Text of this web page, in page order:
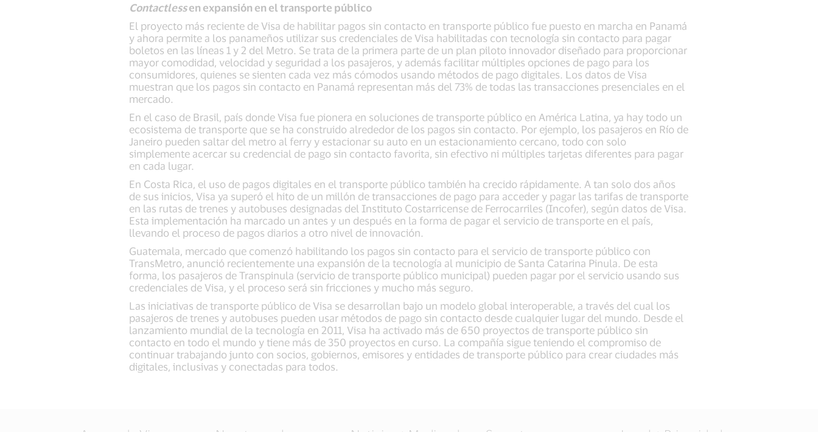
Contactlessen expansión en el transporte público
El proyecto más reciente de Visa de habilitar pagos sin contacto en transporte público fue puesto en marcha en Panamá
y ahora permite a los panameños utilizar sus credenciales de Visa habilitadas con tecnología sin contacto para pagar
boletos en las líneas 1 y 2 del Metro. Se trata de la primera parte de un plan piloto innovador diseñado para proporcionar
mayor comodidad, velocidad y seguridad a los pasajeros, y además facilitar múltiples opciones de pago para los
consumidores, quienes se sienten cada vez más cómodos usando métodos de pago digitales. Los datos de Visa
muestran que los pagos sin contacto en Panamá representan más del 73% de todas las transacciones presenciales en el
mercado.
En el caso de Brasil, país donde Visa fue pionera en soluciones de transporte público en América Latina, ya hay todo un
ecosistema de transporte que se ha construido alrededor de los pagos sin contacto. Por ejemplo, los pasajeros en Río de
Janeiro pueden saltar del metro al ferry y estacionar su auto en un estacionamiento cercano, todo con solo
simplemente acercar su credencial de pago sin contacto favorita, sin efectivo ni múltiples tarjetas diferentes para pagar
en cada lugar.
En Costa Rica, el uso de pagos digitales en el transporte público también ha crecido rápidamente. A tan solo dos años
de sus inicios, Visa ya superó el hito de un millón de transacciones de pago para acceder y pagar las tarifas de transporte
en las rutas de trenes y autobuses designadas del Instituto Costarricense de Ferrocarriles (Incofer), según datos de Visa.
Esta implementación ha marcado un antes y un después en la forma de pagar el servicio de transporte en el país,
llevando el proceso de pagos diarios a otro nivel de innovación.
Guatemala, mercado que comenzó habilitando los pagos sin contacto para el servicio de transporte público con
TransMetro, anunció recientemente una expansión de la tecnología al municipio de Santa Catarina Pinula. De esta
forma, los pasajeros de Transpinula (servicio de transporte público municipal) pueden pagar por el servicio usando sus
credenciales de Visa, y el proceso será sin fricciones y mucho más seguro.
Las iniciativas de transporte público de Visa se desarrollan bajo un modelo global interoperable, a través del cual los
pasajeros de trenes y autobuses pueden usar métodos de pago sin contacto desde cualquier lugar del mundo. Desde el
lanzamiento mundial de la tecnología en 2011, Visa ha activado más de 650 proyectos de transporte público sin
contacto en todo el mundo y tiene más de 350 proyectos en curso. La compañía sigue teniendo el compromiso de
continuar trabajando junto con socios, gobiernos, emisores y entidades de transporte público para crear ciudades más
digitales, inclusivas y conectadas para todos.